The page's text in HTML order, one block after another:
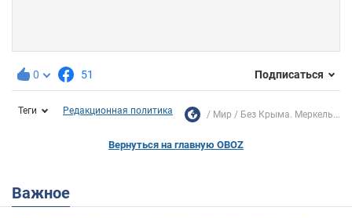
0 51 Подписаться
Теги Редакционная политика Мир Без Крыма. Меркель...
Вернуться на главную OBOZ
Важное